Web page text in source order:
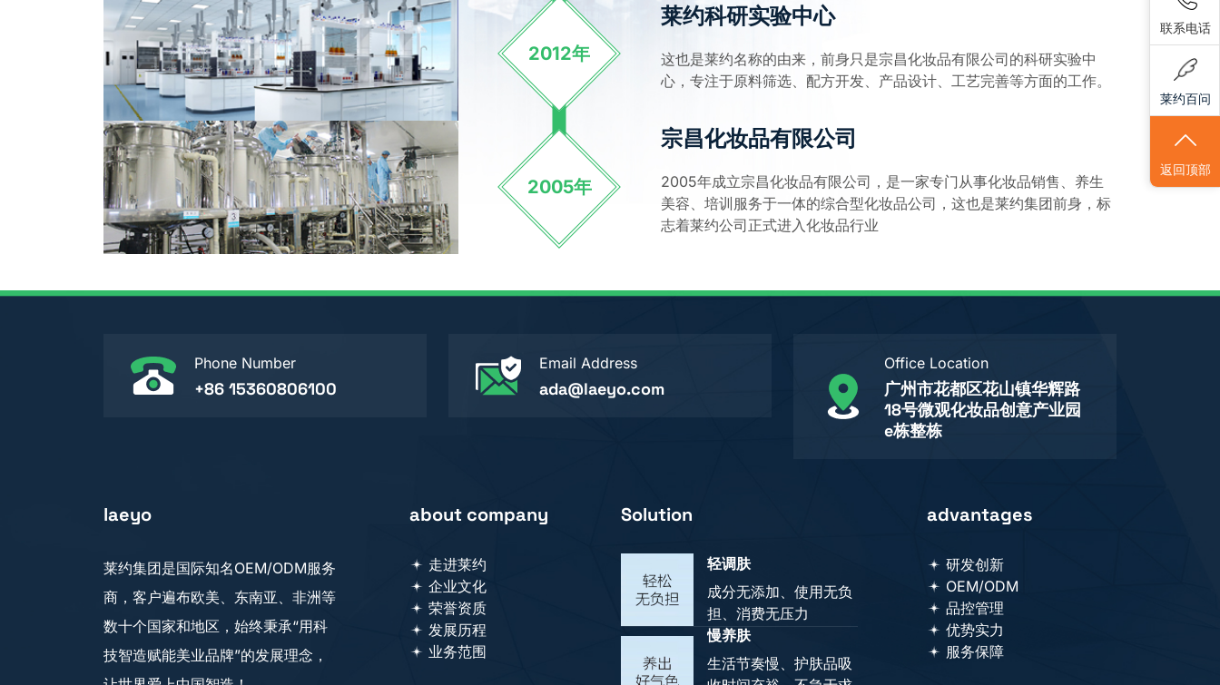
2012年
莱约科研实验中心
这也是莱约名称的由来，前身只是宗昌化妆品有限公司的科研实验中
心，专注于原料筛选、配方开发、产品设计、工艺完善等方面的工作。
2005年
宗昌化妆品有限公司
2005年成立宗昌化妆品有限公司，是一家专门从事化妆品销售、养生
美容、培训服务于一体的综合型化妆品公司，这也是莱约集团前身，标
志着莱约公司正式进入化妆品行业
Phone Number
+86 15360806100
Email Address
ada@laeyo.com
Office Location
广州市花都区花山镇华辉路
18号微观化妆品创意产业园
e栋整栋
laeyo
莱约集团是国际知名OEM/ODM服务
商，客户遍布欧美、东南亚、非洲等
数十个国家和地区，始终秉承“用科
技智造赋能美业品牌”的发展理念，
about company
走进莱约
企业文化
荣誉资质
发展历程
业务范围
Solution
轻调肤
成分无添加、使用无负
担、消费无压力
慢养肤
生活节奏慢、护肤品吸
advantages
研发创新
OEM/ODM
品控管理
优势实力
服务保障
联系电话
莱约百问
返回顶部